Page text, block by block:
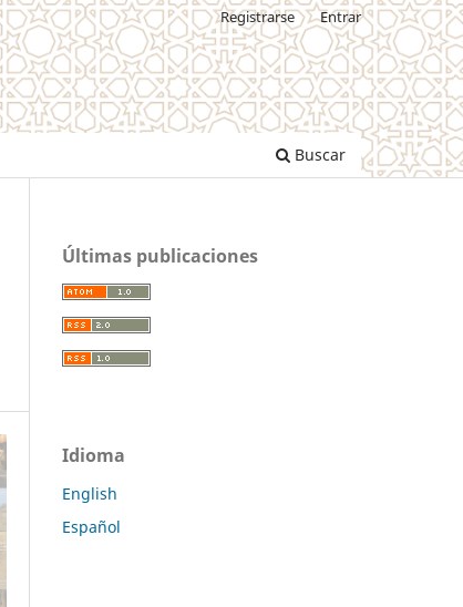
Buscar
Registrarse Entrar
Últimas publicaciones
Idioma
English
Español